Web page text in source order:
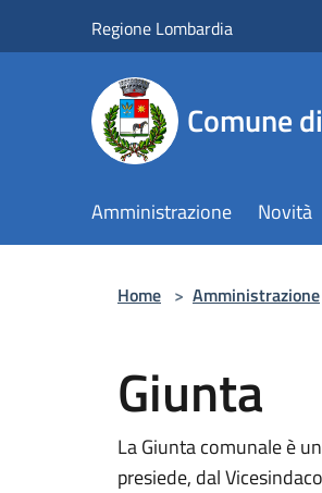
Regione Lombardia
Comune
Amministrazione Novità
Home > Amministrazione
Giunta
La Giunta comunale è
presiede, dal